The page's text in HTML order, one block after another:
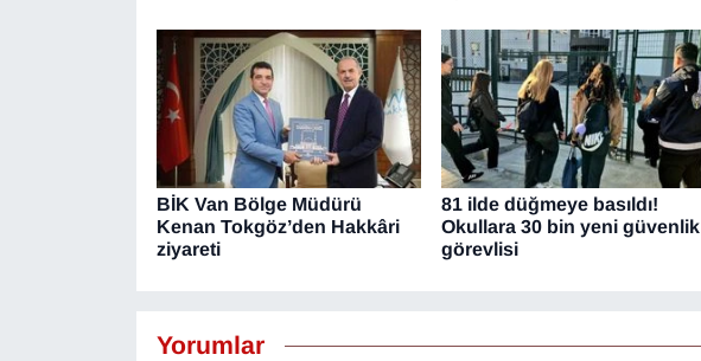
BİK Van Bölge Müdürü
Kenan Tokgöz’den Hakkâri
ziyareti
81 ilde düğmeye basıldı!
Okullara 30 bin yeni güvenlik
görevlisi
Yorumlar